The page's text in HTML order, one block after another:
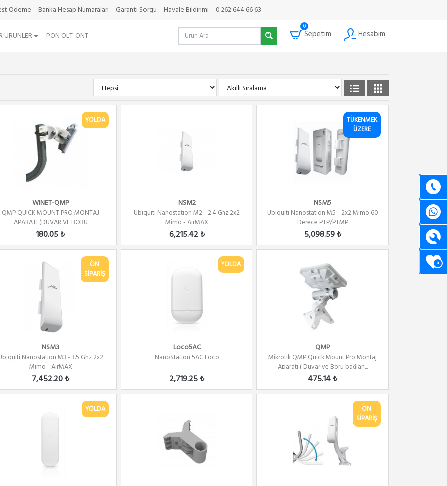
Ödeme Banka Hesap Numaraları Garanti Sorgu Havale Bildirimi 0 262 644 66 63
ÜRÜNLER PON OLT-ONT
0
Sepetim Hesabım
0
YOLDA
WINET-QMP
QMP QUICK MOUNT PRO MONTAJ
APARATI (DUVAR VE BORU
BAĞLANTISI)YATAY...
180.05 ₺
NSM2
Ubiquiti Nanostation M2 - 2.4 Ghz 2x2
Mimo - AirMAX
6,215.42 ₺
TÜKENMEK
ÜZERE
NSM5
Ubiquiti Nanostation M5 - 2x2 Mimo 60
Derece PTP/PTMP
5,098.59 ₺
ÖN
SİPARİŞ
NSM3
Nanostation M3 - 3.5 Ghz 2x2
Mimo - AirMAX
7,452.20 ₺
YOLDA
Loco5AC
NanoStation 5AC Loco
2,719.25 ₺
QMP
Mikrotik QMP Quick Mount Pro Montaj
Aparatı ( Duvar ve Boru bağlan...
475.14 ₺
YOLDA
ÖN
SİPARİŞ